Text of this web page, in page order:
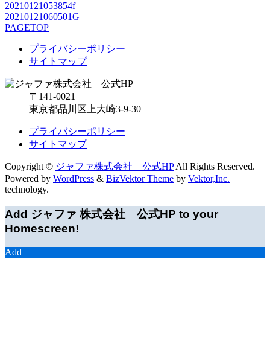
20210121053854f
20210121060501G
PAGETOP
プライバシーポリシー
サイトマップ
〒141-0021
東京都品川区上大崎3-9-30
プライバシーポリシー
サイトマップ
Copyright © ジャファ株式会社 公式HPAll Rights Reserved.
Powered by WordPress & BizVektor Theme by Vektor,Inc.
technology.
Add ジャファ 株式会社 公式HP to your
Homescreen!
Add